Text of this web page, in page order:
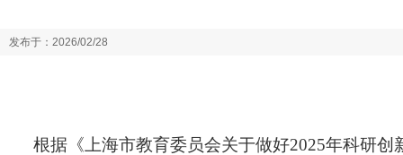
发布于：2026/02/28
根据《上海市教育委员会关于做好2025年科研创